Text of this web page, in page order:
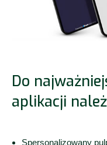
Do
aplikacji
Spersonalizowany